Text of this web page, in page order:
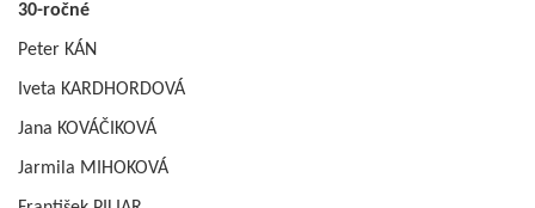
30-ročné
Peter KÁN
Iveta KARDHORDOVÁ
Jana KOVÁČIKOVÁ
Jarmila MIHOKOVÁ